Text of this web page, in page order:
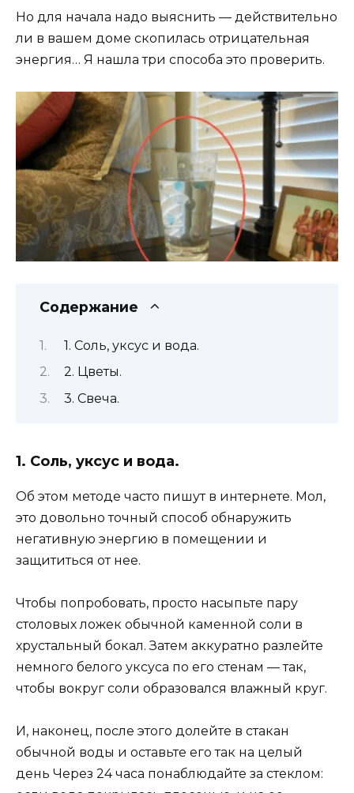
Но для начала надо выяснить — действительно
ли в вашем доме скопилась отрицательная
энергия… Я нашла три способа это проверить.
Содержание
1. Соль, уксус и вода.
2. Цветы.
3. Свеча.
1. Соль, уксус и вода.
Об этом методе часто пишут в интернете. Мол,
это довольно точный способ обнаружить
негативную энергию в помещении и
защититься от нее.
Чтобы попробовать, просто насыпьте пару
столовых ложек обычной каменной соли в
хрустальный бокал. Затем аккуратно разлейте
немного белого уксуса по его стенам — так,
чтобы вокруг соли образовался влажный круг.
И, наконец, после этого долейте в стакан
обычной воды и оставьте его так на целый
день Через 24 часа понаблюдайте за стеклом: